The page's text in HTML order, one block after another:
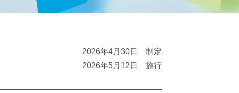
2026年4月30日 制定
2026年5月12日 施行